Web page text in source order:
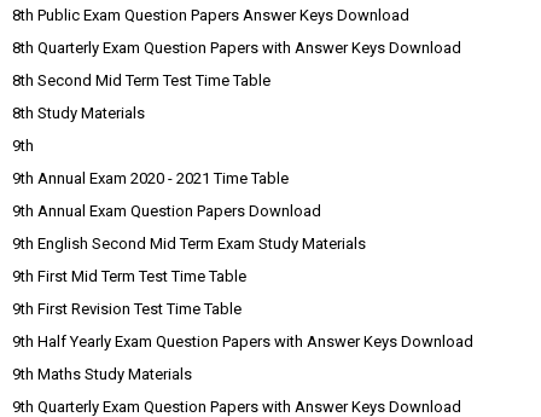
8th Public Exam Question Papers Answer Keys Download
8th Quarterly Exam Question Papers with Answer Keys Download
8th Second Mid Term Test Time Table
8th Study Materials
9th
9th Annual Exam 2020 - 2021 Time Table
9th Annual Exam Question Papers Download
9th English Second Mid Term Exam Study Materials
9th First Mid Term Test Time Table
9th First Revision Test Time Table
9th Half Yearly Exam Question Papers with Answer Keys Download
9th Maths Study Materials
9th Quarterly Exam Question Papers with Answer Keys Download